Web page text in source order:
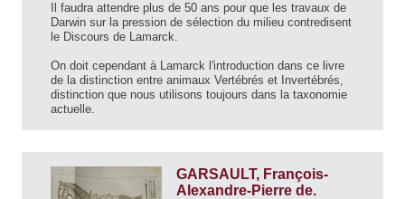
Il faudra attendre plus de 50 ans pour que les travaux de
Darwin sur la pression de sélection du milieu contredisent
le Discours de Lamarck.
On doit cependant à Lamarck l'introduction dans ce livre
de la distinction entre animaux Vertébrés et Invertébrés,
distinction que nous utilisons toujours dans la taxonomie
actuelle.
GARSAULT, François-
Alexandre-Pierre de.